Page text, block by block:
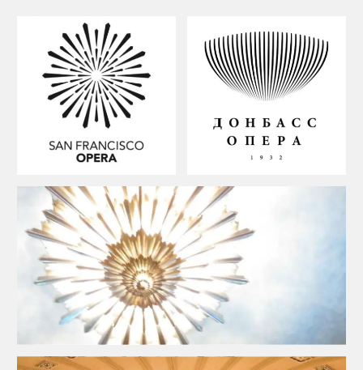
этом встречаются и интересные варианты
Подход «от архитектуры», причём в разное
время использовались разные варианты
Чувашский театр оперы и балета